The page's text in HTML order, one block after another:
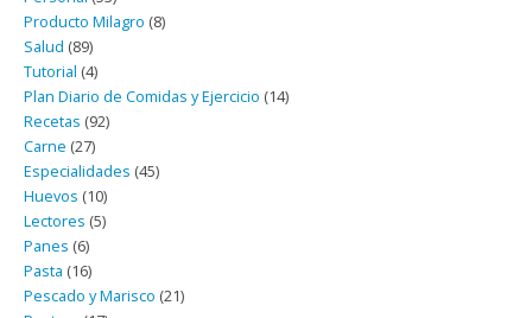
Producto Milagro (8)
Salud (89)
Tutorial (4)
Plan Diario de Comidas y Ejercicio (14)
Recetas (92)
Carne (27)
Especialidades (45)
Huevos (10)
Lectores (5)
Panes (6)
Pasta (16)
Pescado y Marisco (21)